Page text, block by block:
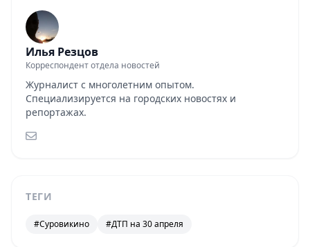
Илья Резцов
Корреспондент отдела новостей
Журналист с многолетним опытом.
Специализируется на городских новостях и
репортажах.
ТЕГИ
#Суровикино #ДТП на 30 апреля